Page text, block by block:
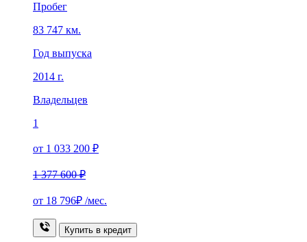
Пробег
83 747 км.
Год выпуска
2014 г.
Владельцев
1
от 1 033 200 ₽
1 377 600 ₽
от 18 796₽ /мес.
Купить в кредит